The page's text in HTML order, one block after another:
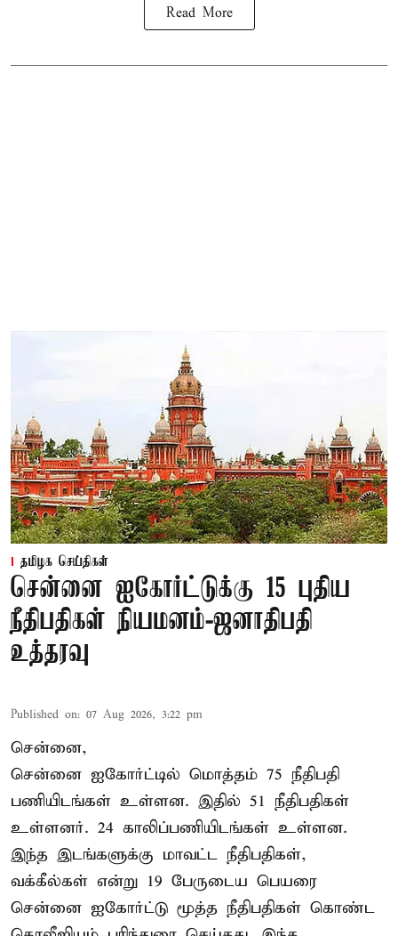
Read More
தமிழக செய்திகள்
சென்னை ஐகோர்ட்டுக்கு 15 புதிய
நீதிபதிகள் நியமனம்-ஜனாதிபதி
உத்தரவு
Published on: 07 Aug 2026, 3:22 pm
சென்னை,
சென்னை ஐகோர்ட்டில் மொத்தம் 75 நீதிபதி
பணியிடங்கள் உள்ளன. இதில் 51 நீதிபதிகள்
உள்ளனர். 24 காலிப்பணியிடங்கள் உள்ளன.
இந்த இடங்களுக்கு மாவட்ட நீதிபதிகள்,
வக்கீல்கள் என்று 19 பேருடைய பெயரை
சென்னை ஐகோர்ட்டு மூத்த நீதிபதிகள் கொண்ட